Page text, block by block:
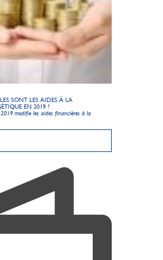
SONT LES AIDES À LA
EN 2019 ?
modifie les aides financières à la